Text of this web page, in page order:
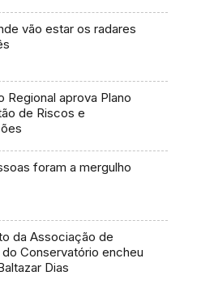
vão estar os radares
Regional aprova Plano
de Riscos e
foram a mergulho
da Associação de
Conservatório encheu
Dias